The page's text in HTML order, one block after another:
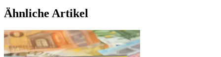
Ähnliche Artikel